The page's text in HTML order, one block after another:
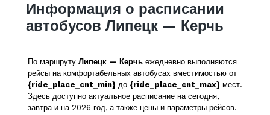
Информация о расписании
автобусов Липецк — Керчь
По маршруту Липецк — Керчь ежедневно выполняются
рейсы на комфортабельных автобусах вместимостью от
{ride_place_cnt_min} до {ride_place_cnt_max} мест.
Здесь доступно актуальное расписание на сегодня,
завтра и на 2026 год, а также цены и параметры рейсов.